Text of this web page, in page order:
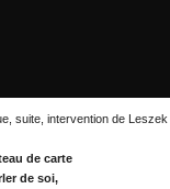
suite, intervention de Leszek
de carte
de soi,